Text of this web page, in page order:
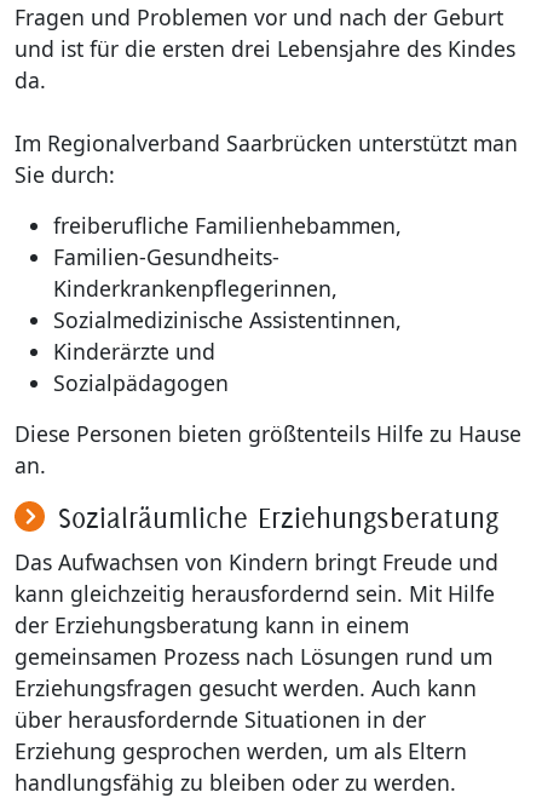
Fragen und Problemen vor und nach der Geburt
und ist für die ersten drei Lebensjahre des Kindes
da.
Im Regionalverband Saarbrücken unterstützt man
Sie durch:
freiberufliche Familienhebammen,
Familien-Gesundheits-
Kinderkrankenpflegerinnen,
Sozialmedizinische Assistentinnen,
Kinderärzte und
Sozialpädagogen
Diese Personen bieten größtenteils Hilfe zu Hause
an.
Sozialräumliche Erziehungsberatung
Das Aufwachsen von Kindern bringt Freude und
kann gleichzeitig herausfordernd sein. Mit Hilfe
der Erziehungsberatung kann in einem
gemeinsamen Prozess nach Lösungen rund um
Erziehungsfragen gesucht werden. Auch kann
über herausfordernde Situationen in der
Erziehung gesprochen werden, um als Eltern
handlungsfähig zu bleiben oder zu werden.